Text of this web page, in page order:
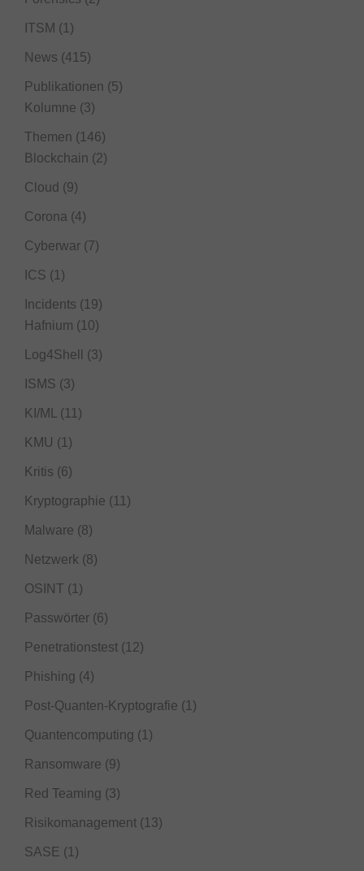
ITSM (1)
News (415)
Publikationen (5)
Kolumne (3)
Themen (146)
Blockchain (2)
Cloud (9)
Corona (4)
Cyberwar (7)
ICS (1)
Incidents (19)
Hafnium (10)
Log4Shell (3)
ISMS (3)
KI/ML (11)
KMU (1)
Kritis (6)
Kryptographie (11)
Malware (8)
Netzwerk (8)
OSINT (1)
Passwörter (6)
Penetrationstest (12)
Phishing (4)
Post-Quanten-Kryptografie (1)
Quantencomputing (1)
Ransomware (9)
Red Teaming (3)
Risikomanagement (13)
SASE (1)